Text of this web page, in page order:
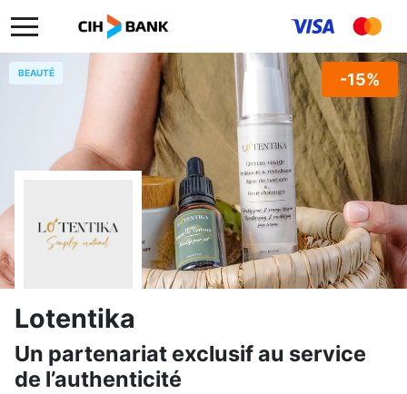
BEAUTÉ -15%
Lotentika
Un partenariat exclusif au service
de l’authenticité